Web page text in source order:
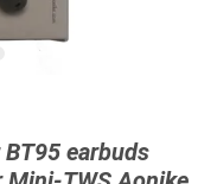
earbuds